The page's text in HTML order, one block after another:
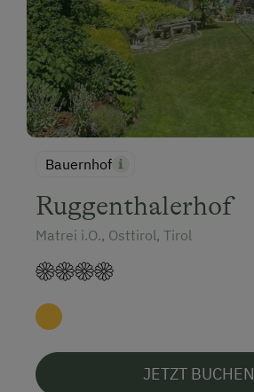
Bauernhof
Ruggenthalerhof
Matrei i.O., Osttirol, Tirol
JETZT BUCHEN